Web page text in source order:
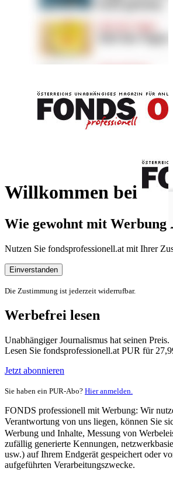
Willkommen bei
Wie gewohnt mit Werbung
Nutzen Sie fondsprofessionell.at mit Ihrer
Einverstanden
Die Zustimmung ist jederzeit widerrufbar.
Werbefrei lesen
Unabhängiger Journalismus hat seinen Preis.
Lesen Sie fondsprofessionell.at PUR für
Jetzt abonnieren
Sie haben ein PUR-Abo? Hier anmelden.
FONDS professionell mit Werbung: Wir
Verantwortung von uns liegen, können Sie
Werbung und Inhalte, Messung von
zufällig generierte Kennungen,
usw.) auf Ihrem Endgerät gespeichert oder
aufgeführten Verarbeitungszwecke.